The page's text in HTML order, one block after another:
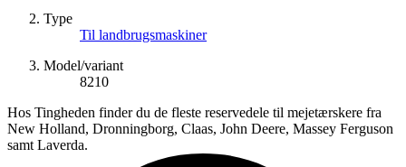
Type
Til landbrugsmaskiner
Model/variant
8210
Hos Tingheden finder du de fleste reservedele til mejetærskere fra
New Holland, Dronningborg, Claas, John Deere, Massey Ferguson
samt Laverda.